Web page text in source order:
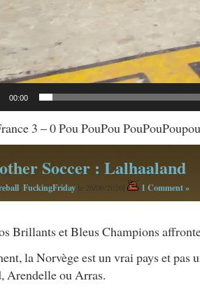
00:00
3 – 0 Pou PouPou PouPouPoupou
Soccer : Lalhaaland
FuckingFriday le 26/06/2026| 1 Comment »
Brillants et Bleus Champions
la Norvège est un vrai pays et pas
Arendelle ou Arras.